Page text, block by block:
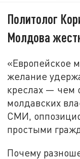
Политолог
Молдова
«Европейское
желание
креслах — чем
молдавских
СМИ,
простыми
Почему